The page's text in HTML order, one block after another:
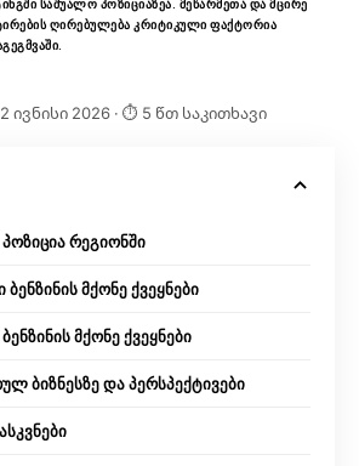
საშუალო პოზიციაზეა. მეწარმეთა და მცირე
ღირებულება კრიტიკული ფაქტორია
ივნისი 2026 · ⏱ 5 წთ საკითხავი
რეგიონში
მქონე ქვეყნები
მქონე ქვეყნები
ბიზნესზე და პერსპექტივები